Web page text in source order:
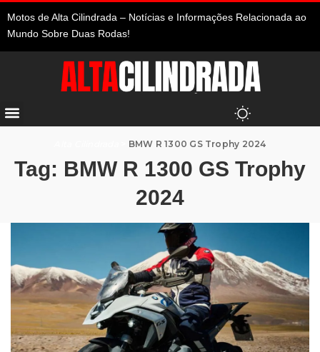
Motos de Alta Cilindrada – Notícias e Informações Relacionada ao
Mundo Sobre Duas Rodas!
BMW R 1300 GS Trophy 2024
Tag: BMW R 1300 GS Trophy
2024